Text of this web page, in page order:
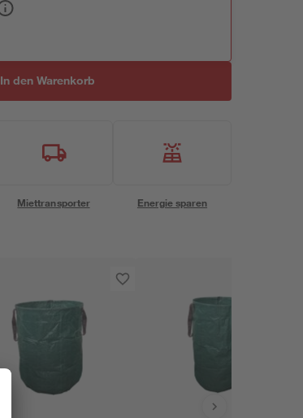
In den Warenkorb
Miettransporter Energie sparen